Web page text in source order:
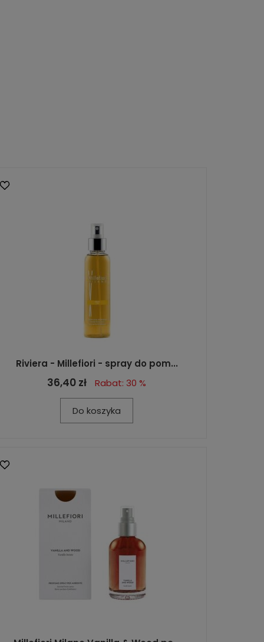
Riviera - Millefiori - spray do pom...
36,40 zł Rabat: 30 %
Do koszyka